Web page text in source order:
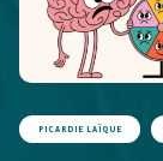
PICARDIE LAÏQUE